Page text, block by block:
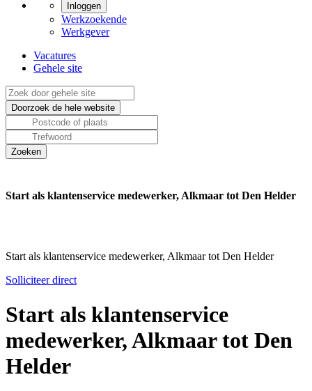
Inloggen
Werkzoekende
Werkgever
Vacatures
Gehele site
Start als klantenservice medewerker, Alkmaar tot Den Helder
Start als klantenservice medewerker, Alkmaar tot Den Helder
Solliciteer direct
Start als klantenservice
medewerker, Alkmaar tot Den
Helder